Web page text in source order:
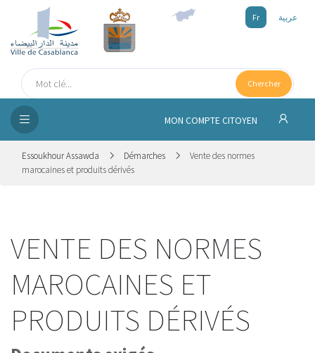
Fr عربية
Chercher
MON COMPTE CITOYEN
Essoukhour Assawda Démarches
Vente des normes
marocaines et produits dérivés
VENTE DES NORMES
MAROCAINES ET
PRODUITS DÉRIVÉS